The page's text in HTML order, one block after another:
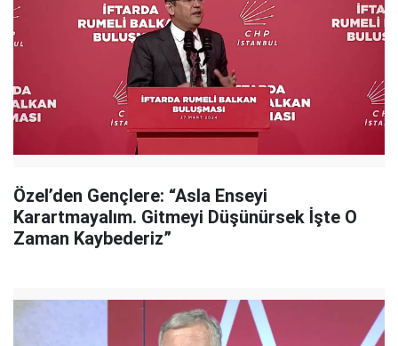
Özel’den Gençlere: “Asla Enseyi
Karartmayalım. Gitmeyi Düşünürsek İşte O
Zaman Kaybederiz”